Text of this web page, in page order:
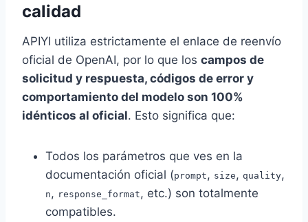
calidad
APIYI utiliza estrictamente el enlace de reenvío
oficial de OpenAI, por lo que los campos de
solicitud y respuesta, códigos de error y
comportamiento del modelo son 100%
idénticos al oficial. Esto significa que:
Todos los parámetros que ves en la
documentación oficial (prompt , size , quality,
n , response_format , etc.) son totalmente
compatibles.